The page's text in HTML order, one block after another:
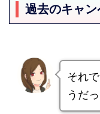
過去のキャ
それ
うだ